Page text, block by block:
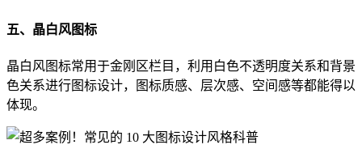
五、晶白风图标
晶白风图标常用于金刚区栏目，利用白色不透明度关系和背景
色关系进行图标设计，图标质感、层次感、空间感等都能得以
体现。